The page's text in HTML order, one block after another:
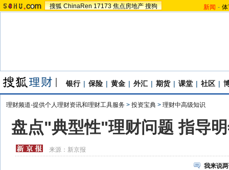
搜狐 ChinaRen 17173 焦点房地产 搜狗 新闻 -
银行 | 保险 | 黄金 | 外汇 | 期货 | 课堂 | 社区 |
理财频道-提供个人理财资讯和理财工具服务 > 投资宝典 > 理财中高级知识
盘点"典型性"理财问题 指导
来源： 新京报
我来说